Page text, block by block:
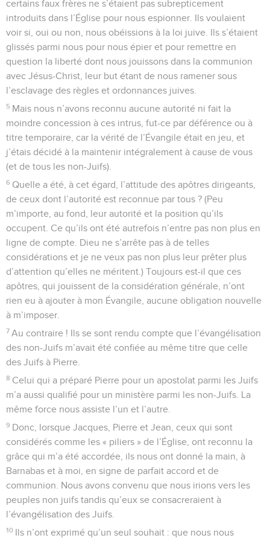
certains faux frères ne s’étaient pas subrepticement
introduits dans l’Église pour nous espionner. Ils voulaient
voir si, oui ou non, nous obéissions à la loi juive. Ils s’étaient
glissés parmi nous pour nous épier et pour remettre en
question la liberté dont nous jouissons dans la communion
avec Jésus-Christ, leur but étant de nous ramener sous
l’esclavage des règles et ordonnances juives.
5 Mais nous n’avons reconnu aucune autorité ni fait la
moindre concession à ces intrus, fut-ce par déférence ou à
titre temporaire, car la vérité de l’Évangile était en jeu, et
j’étais décidé à la maintenir intégralement à cause de vous
(et de tous les non-Juifs).
6 Quelle a été, à cet égard, l’attitude des apôtres dirigeants,
de ceux dont l’autorité est reconnue par tous ? (Peu
m’importe, au fond, leur autorité et la position qu’ils
occupent. Ce qu’ils ont été autrefois n’entre pas non plus en
ligne de compte. Dieu ne s’arrête pas à de telles
considérations et je ne veux pas non plus leur prêter plus
d’attention qu’elles ne méritent.) Toujours est-il que ces
apôtres, qui jouissent de la considération générale, n’ont
rien eu à ajouter à mon Évangile, aucune obligation nouvelle
à m’imposer.
7 Au contraire ! Ils se sont rendu compte que l’évangélisation
des non-Juifs m’avait été confiée au même titre que celle
des Juifs à Pierre.
8 Celui qui a préparé Pierre pour un apostolat parmi les Juifs
m’a aussi qualifié pour un ministère parmi les non-Juifs. La
même force nous assiste l’un et l’autre.
9 Donc, lorsque Jacques, Pierre et Jean, ceux qui sont
considérés comme les « piliers » de l’Église, ont reconnu la
grâce qui m’a été accordée, ils nous ont donné la main, à
Barnabas et à moi, en signe de parfait accord et de
communion. Nous avons convenu que nous irions vers les
peuples non juifs tandis qu’eux se consacreraient à
l’évangélisation des Juifs.
10 Ils n’ont exprimé qu’un seul souhait : que nous nous